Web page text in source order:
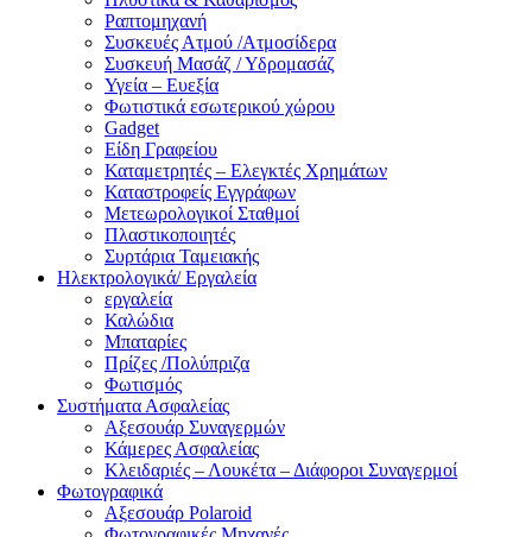
Ραπτομηχανή
Συσκευές Ατμού /Ατμοσίδερα
Συσκευή Μασάζ / Υδρομασάζ
Υγεία – Ευεξία
Φωτιστικά εσωτερικού χώρου
Gadget
Είδη Γραφείου
Καταμετρητές – Ελεγκτές Χρημάτων
Καταστροφείς Εγγράφων
Μετεωρολογικοί Σταθμοί
Πλαστικοποιητές
Συρτάρια Ταμειακής
Ηλεκτρολογικά/ Εργαλεία
εργαλεία
Καλώδια
Μπαταρίες
Πρίζες /Πολύπριζα
Φωτισμός
Συστήματα Ασφαλείας
Αξεσουάρ Συναγερμών
Κάμερες Ασφαλείας
Κλειδαριές – Λουκέτα – Διάφοροι Συναγερμοί
Φωτογραφικά
Αξεσουάρ Polaroid